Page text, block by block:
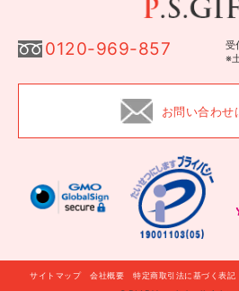
0120-969-857
受
※
お問い合わせ
サイトマップ 会社概要 特定商取引法に基づく表記